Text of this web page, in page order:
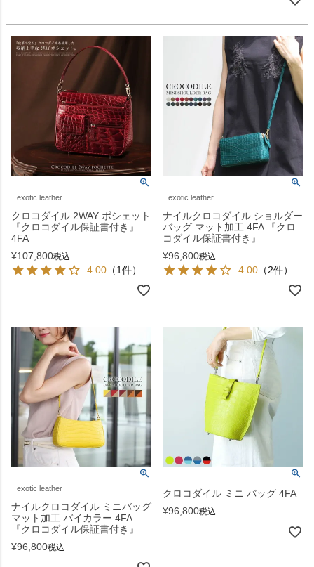
exotic leather
クロコダイル 2WAY ポシェット
『クロコダイル保証書付き』
4FA
¥107,800税込
4.00 （1件）
exotic leather
ナイルクロコダイル ショルダー
バッグ マット加工 4FA 『クロ
コダイル保証書付き』
¥96,800税込
4.00 （2件）
exotic leather
ナイルクロコダイル ミニバッグ
マット加工 バイカラー 4FA
『クロコダイル保証書付き』
¥96,800税込
クロコダイル ミニ バッグ 4FA
¥96,800税込